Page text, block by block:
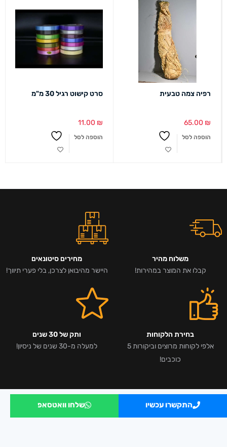
רפיה צמה טבעית
65.00 ₪
הוספה לסל
סרט קישוט רגיל 30 מ"מ
11.00 ₪
הוספה לסל
משלוח מהיר
קבלו את המוצר במהירות!
מחירים סיטונאים
היישר מהיבואן לצרכן, בלי פערי תיווך!
בחירת הלקוחות
אלפי לקוחות מרוצים וביקורות 5
כוכבים!
ותק של 30 שנים
למעלה מ-30 שנים של ניסיון!
התקשרו עכשיו שלחו וואטסאפ